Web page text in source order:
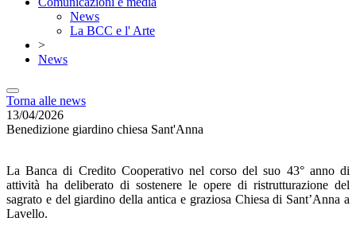
News
La BCC e l' Arte
>
News
Torna alle news
13/04/2026
Benedizione giardino chiesa Sant'Anna
La Banca di Credito Cooperativo nel corso del suo 43° anno di
attività ha deliberato di sostenere le opere di ristrutturazione del
sagrato e del giardino della antica e graziosa Chiesa di Sant’Anna a
Lavello.